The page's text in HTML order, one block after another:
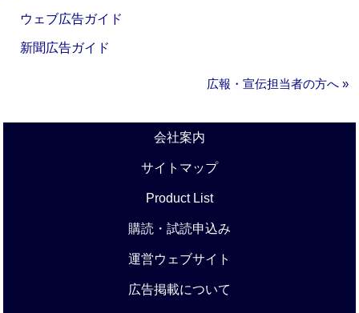
ウェブ広告ガイド
新聞広告ガイド
広報・宣伝担当者の方へ »
会社案内
サイトマップ
Product List
購読・試読申込み
運営ウェブサイト
広告掲載について